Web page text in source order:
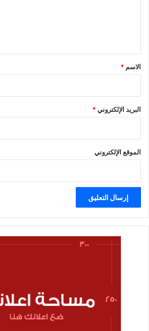
*
الاسم *
البريد الإلكتروني*
الموقع الإلكتروني